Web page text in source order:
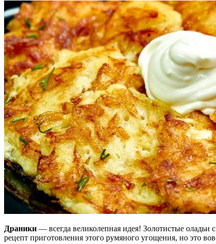
Драники — всегда великолепная идея! Золотистые
рецепт приготовления этого румяного угощения, но это